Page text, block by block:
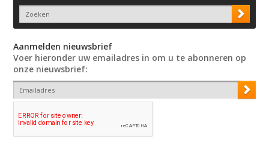
Aanmelden nieuwsbrief
Voer hieronder uw emailadres in om u te abonneren op
onze nieuwsbrief: